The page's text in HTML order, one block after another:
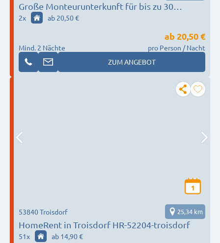
Große Monteurunterkunft für bis zu 30
Personen – Perfekt für Teams in Neuss
2x ab 20,50 €
Mind. 2 Nächte
ab 20,50 €
pro Person / Nacht
ZUM ANGEBOT
1
HomeRent in Troisdorf HR-52204-troisdorf
53840 Troisdorf 25,34 km
51x ab 14,90 €